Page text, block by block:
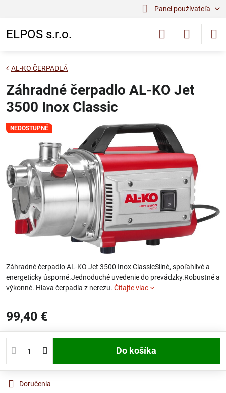
Panel používateľa
ELPOS s.r.o.
NEDOSTUPNÉ
AL-KO ČERPADLÁ
Záhradné čerpadlo AL-KO Jet
3500 Inox Classic
Záhradné čerpadlo AL-KO Jet 3500 Inox ClassicSilné, spoľahlivé a
energeticky úsporné.Jednoduché uvedenie do prevádzky.Robustné a
výkonné. Hlava čerpadla z nerezu. Čítajte viac
99,40 €
Do košíka
Doručenia